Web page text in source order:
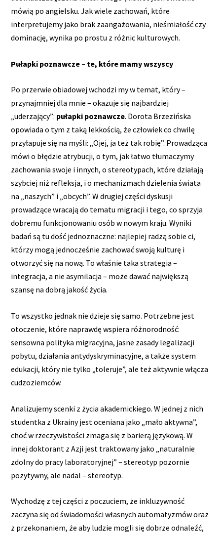
mówią po angielsku. Jak wiele zachowań, które
interpretujemy jako brak zaangażowania, nieśmiałość czy
dominację, wynika po prostu z różnic kulturowych.
Pułapki poznawcze – te, które mamy wszyscy
Po przerwie obiadowej wchodzi my w temat, który –
przynajmniej dla mnie – okazuje się najbardziej
„uderzający”: pułapki poznawcze. Dorota Brzezińska
opowiada o tym z taką lekkością, że człowiek co chwilę
przyłapuje się na myśli: „Ojej, ja też tak robię”. Prowadząca
mówi o błędzie atrybucji, o tym, jak łatwo tłumaczymy
zachowania swoje i innych, o stereotypach, które działają
szybciej niż refleksja, i o mechanizmach dzielenia świata
na „naszych” i „obcych”. W drugiej części dyskusji
prowadzące wracają do tematu migracji i tego, co sprzyja
dobremu funkcjonowaniu osób w nowym kraju. Wyniki
badań są tu dość jednoznaczne: najlepiej radzą sobie ci,
którzy mogą jednocześnie zachować swoją kulturę i
otworzyć się na nową. To właśnie taka strategia –
integracja, a nie asymilacja – może dawać największą
szansę na dobrą jakość życia.
To wszystko jednak nie dzieje się samo. Potrzebne jest
otoczenie, które naprawdę wspiera różnorodność:
sensowna polityka migracyjna, jasne zasady legalizacji
pobytu, działania antydyskryminacyjne, a także system
edukacji, który nie tylko „toleruje”, ale też aktywnie włącza
cudzoziemców.
Analizujemy scenki z życia akademickiego. W jednej z nich
studentka z Ukrainy jest oceniana jako „mało aktywna”,
choć w rzeczywistości zmaga się z barierą językową. W
innej doktorant z Azji jest traktowany jako „naturalnie
zdolny do pracy laboratoryjnej” – stereotyp pozornie
pozytywny, ale nadal – stereotyp.
Wychodzę z tej części z poczuciem, że inkluzywność
zaczyna się od świadomości własnych automatyzmów oraz
z przekonaniem, że aby ludzie mogli się dobrze odnaleźć,